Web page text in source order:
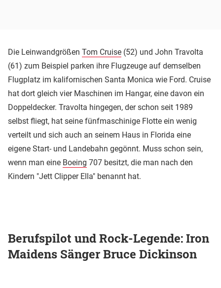
Die Leinwandgrößen Tom Cruise (52) und John Travolta
(61) zum Beispiel parken ihre Flugzeuge auf demselben
Flugplatz im kalifornischen Santa Monica wie Ford. Cruise
hat dort gleich vier Maschinen im Hangar, eine davon ein
Doppeldecker. Travolta hingegen, der schon seit 1989
selbst fliegt, hat seine fünfmaschinige Flotte ein wenig
verteilt und sich auch an seinem Haus in Florida eine
eigene Start- und Landebahn gegönnt. Muss schon sein,
wenn man eine Boeing 707 besitzt, die man nach den
Kindern "Jett Clipper Ella" benannt hat.
Berufspilot und Rock-Legende: Iron
Maidens Sänger Bruce Dickinson